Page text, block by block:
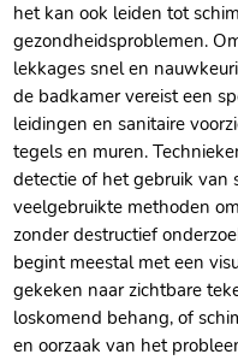
het kan ook leiden tot
gezondheidsproblemen.
lekkages snel en
de badkamer vereist een
leidingen en sanitaire
tegels en muren.
detectie of het gebruik van
veelgebruikte methoden
zonder destructief
begint meestal met een
gekeken naar zichtbare
loskomend behang, of
en oorzaak van het